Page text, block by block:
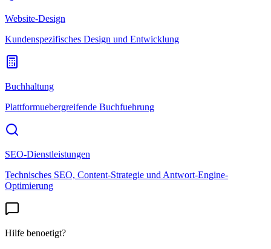
Website-Design
Kundenspezifisches Design und Entwicklung
Buchhaltung
Plattformuebergreifende Buchfuehrung
SEO-Dienstleistungen
Technisches SEO, Content-Strategie und Antwort-Engine-
Optimierung
Hilfe benoetigt?